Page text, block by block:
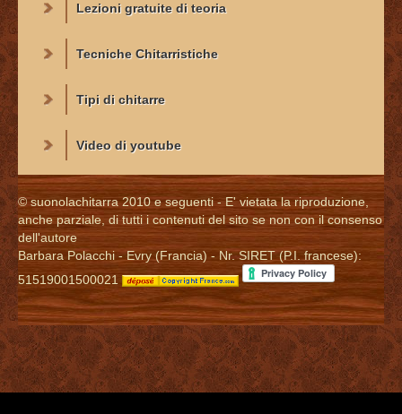
Lezioni gratuite di teoria
Tecniche Chitarristiche
Tipi di chitarre
Video di youtube
© suonolachitarra 2010 e seguenti - E' vietata la riproduzione,
anche parziale, di tutti i contenuti del sito se non con il consenso
dell'autore
Barbara Polacchi - Evry (Francia) - Nr. SIRET (P.I. francese):
51519001500021